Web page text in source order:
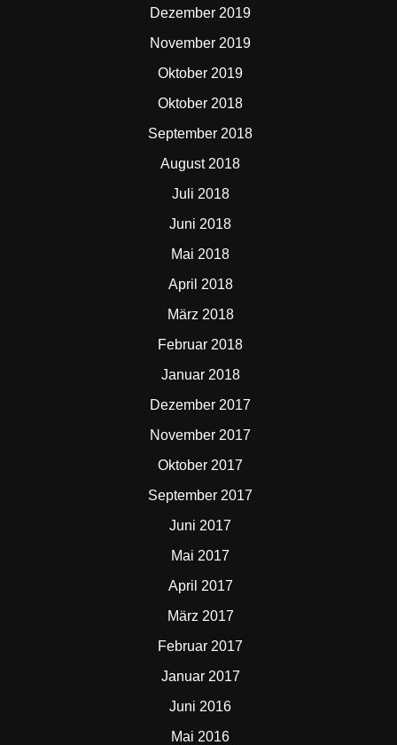
Dezember 2019
November 2019
Oktober 2019
Oktober 2018
September 2018
August 2018
Juli 2018
Juni 2018
Mai 2018
April 2018
März 2018
Februar 2018
Januar 2018
Dezember 2017
November 2017
Oktober 2017
September 2017
Juni 2017
Mai 2017
April 2017
März 2017
Februar 2017
Januar 2017
Juni 2016
Mai 2016